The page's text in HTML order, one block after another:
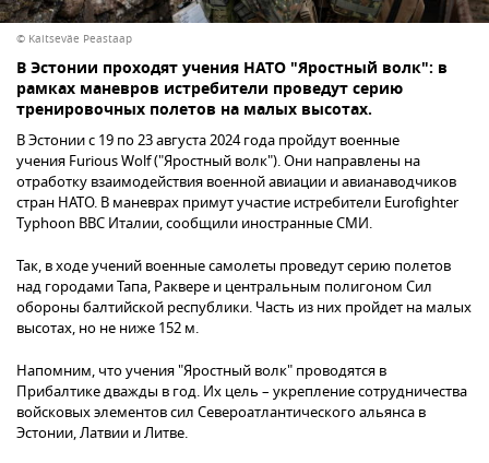
© Kaitseväe Peastaap
В Эстонии проходят учения НАТО "Яростный волк": в
рамках маневров истребители проведут серию
тренировочных полетов на малых высотах.
В Эстонии с 19 по 23 августа 2024 года пройдут военные
учения Furious Wolf ("Яростный волк"). Они направлены на
отработку взаимодействия военной авиации и авианаводчиков
стран НАТО. В маневрах примут участие истребители Eurofighter
Typhoon ВВС Италии, сообщили иностранные СМИ.
Так, в ходе учений военные самолеты проведут серию полетов
над городами Тапа, Раквере и центральным полигоном Сил
обороны балтийской республики. Часть из них пройдет на малых
высотах, но не ниже 152 м.
Напомним, что учения "Яростный волк" проводятся в
Прибалтике дважды в год. Их цель – укрепление сотрудничества
войсковых элементов сил Североатлантического альянса в
Эстонии, Латвии и Литве.